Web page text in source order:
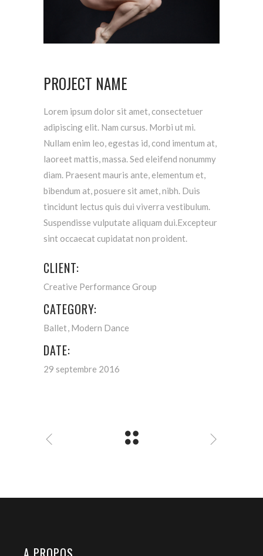
PROJECT NAME
Lorem ipsum dolor sit amet, consectetuer
adipiscing elit. Nam cursus. Morbi ut mi.
Nullam enim leo, egestas id, cond imentum at,
laoreet mattis, massa. Sed eleifend nonummy
diam. Praesent mauris ante, elementum et,
bibendum at, posuere sit amet, nibh. Duis
tincidunt lectus quis dui viverra vestibulum.
Suspendisse vulputate aliquam dui.Excepteur
sint occaecat cupidatat non proident.
CLIENT:
Creative Performance Group
CATEGORY:
Ballet Modern Dance
DATE:
29 septembre 2016